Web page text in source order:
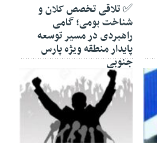
✅️ تلاقی تخصص کلان و
شناخت بومی؛ گامی
راهبردی در مسیر توسعه
پایدار منطقه ویژه پارس
جنوبی